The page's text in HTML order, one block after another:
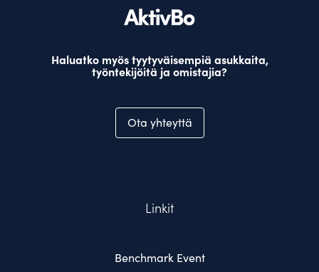
Haluatko myös tyytyväisempiä asukkaita,
työntekijöitä ja omistajia?
Ota yhteyttä
Linkit
Benchmark Event